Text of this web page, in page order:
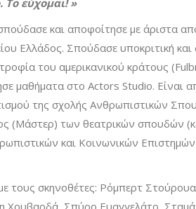
Το εύχομαι! »
και αποφοίτησε με άριστα
Ελλάδος. Σπούδασε υποκριτική και
του αμερικανικού κράτους
μαθήματα στο Actors Studio. Είναι
της σχολής Ανθρωπιστικών
(Μάστερ) των θεατρικών σπουδών
και Κοινωνικών
τους σκηνοθέτες: Ρόμπερτ